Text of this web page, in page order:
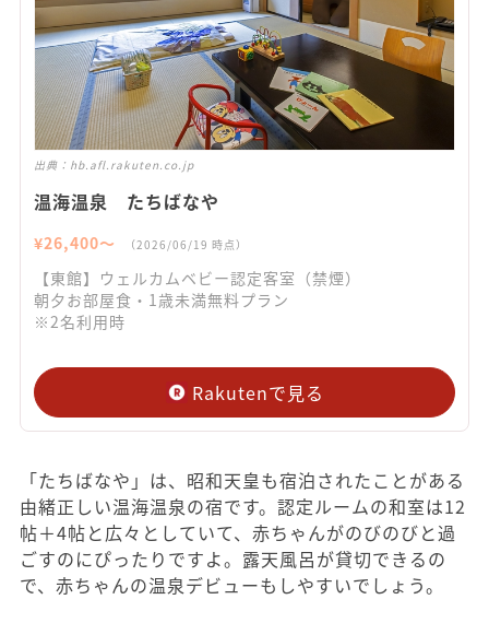
出典： hb.afl.rakuten.co.jp
温海温泉 たちばなや
¥26,400〜 （2026/06/19 時点）
【東館】ウェルカムベビー認定客室（禁煙）
朝夕お部屋食・1歳未満無料プラン
※2名利用時
Rakutenで見る
「たちばなや」は、昭和天皇も宿泊されたことがある
由緒正しい温海温泉の宿です。認定ルームの和室は12
帖＋4帖と広々としていて、赤ちゃんがのびのびと過
ごすのにぴったりですよ。露天風呂が貸切できるの
で、赤ちゃんの温泉デビューもしやすいでしょう。